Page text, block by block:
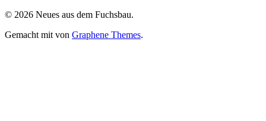
© 2026 Neues aus dem Fuchsbau.
Gemacht mit von Graphene Themes.